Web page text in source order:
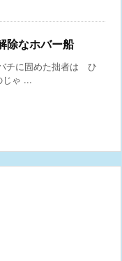
除なホバー船
チに固めた拙者は ひ
じゃ ...